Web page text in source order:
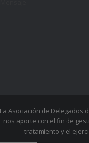
La Asociación de Delegados
nos aporte con el fin de
tratamiento y el